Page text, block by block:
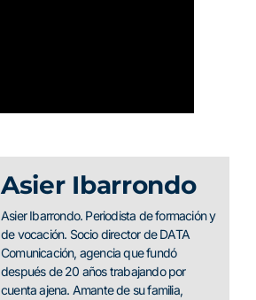
Asier Ibarrondo
Asier Ibarrondo. Periodista de formación y
de vocación. Socio director de DATA
Comunicación, agencia que fundó
después de 20 años trabajando por
cuenta ajena. Amante de su familia,